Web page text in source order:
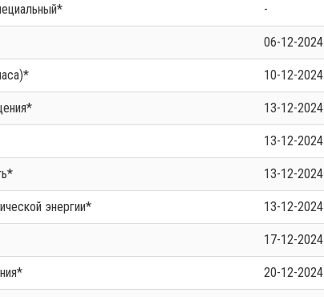
-
06-12-2024
10-12-2024
13-12-2024
13-12-2024
13-12-2024
энергии* 13-12-2024
17-12-2024
20-12-2024